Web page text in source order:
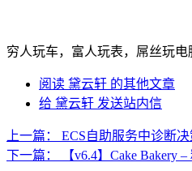
穷人玩车，富人玩表，屌丝玩电
阅读 黛云轩 的其他文章
给 黛云轩 发送站内信
上一篇：
ECS自助服务中诊断
下一篇：
【v6.4】Cake Bakery